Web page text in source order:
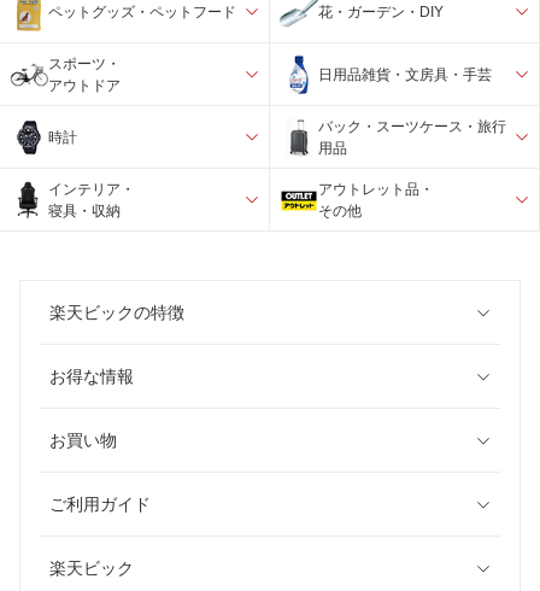
ペットグッズ・ペットフード 花・ガーデン・DIY
スポーツ・
アウトドア
日用品雑貨・文房具・手芸
時計
バック・スーツケース・旅行
用品
インテリア・
寝具・収納
アウトレット品・
その他
楽天ビックの特徴
お得な情報
お買い物
ご利用ガイド
楽天ビック